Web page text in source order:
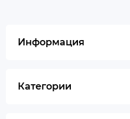
Информация
Категории